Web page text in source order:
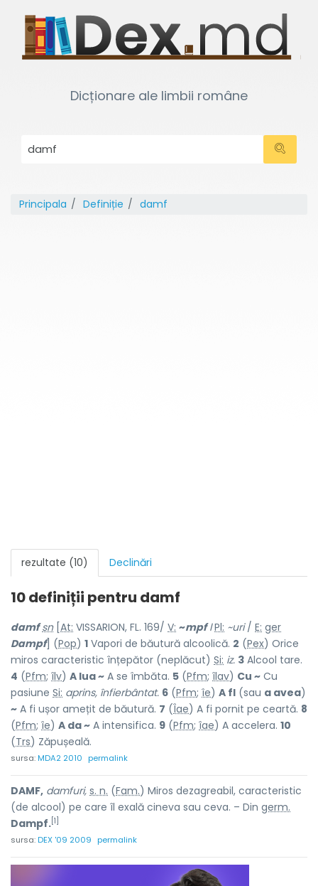
Dicționare ale limbii române
Principala Definiție damf
rezultate (10) Declinări
10 definiții pentru damf
damf sn[ At: VISSARION, FL. 169/ V: ~mpfl Pl: ~uri/ E: ger
Dampf] (Pop) 1 Vapori de băutură alcoolică. 2 (Pex) Orice
miros caracteristic înțepător (neplăcut) Si: iz. 3 Alcool tare.
4 (Pfm; îlv) A lua ~ A se îmbăta. 5 (Pfm; îlav) Cu ~ Cu
pasiune Si: aprins, înfierbântat. 6 (Pfm; îe) A fl (sau a avea)
~ A fi ușor amețit de băutură. 7 (Îae) A fi pornit pe ceartă. 8
(Pfm; îe) A da ~ A intensifica. 9 (Pfm; îae) A accelera. 10
(Trs) Zăpușeală.
sursa:MDA2 2010 permalink
DAMF, damfuri, s. n. (Fam.) Miros dezagreabil, caracteristic
(de alcool) pe care îl exală cineva sau ceva. – Din germ.
Dampf. [1]
sursa:DEX '09 2009 permalink